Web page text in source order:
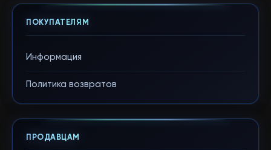
ПОКУПАТЕЛЯМ
Информация
Политика возвратов
ПРОДАВЦАМ